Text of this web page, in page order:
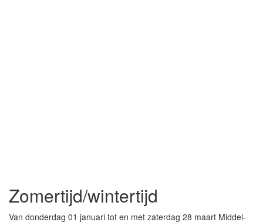
Zomertijd/wintertijd
Van donderdag 01 januari tot en met zaterdag 28 maart Middel-